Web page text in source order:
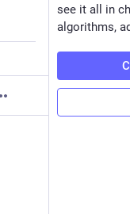
see it all in
algorithms,